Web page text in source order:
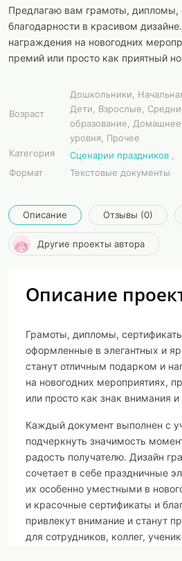
Предлагаю вам грамоты, дипломы,
благодарности в красивом
награждения на новогодних
премий или просто как приятный
Возраст
Дошкольники,
Дети, Взрослые,
образование,
уровня, Прочее
Категория
Сценарии праздников ,
Формат
Текстовые документы
Описание Отзывы (0)
Другие проекты автора
Описание
Грамоты, дипломы,
оформленные в элегантных и
станут отличным подарком и
на новогодних мероприятиях,
или просто как знак внимания и
Каждый документ выполнен с
подчеркнуть значимость
радость получателю. Дизайн
сочетает в себе праздничные
их особенно уместными в
и красочные сертификаты и
привлекут внимание и станут
для сотрудников, коллег,